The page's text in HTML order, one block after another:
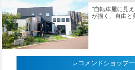
"自転車屋に見
が描く、自由と
レコメンドショップ